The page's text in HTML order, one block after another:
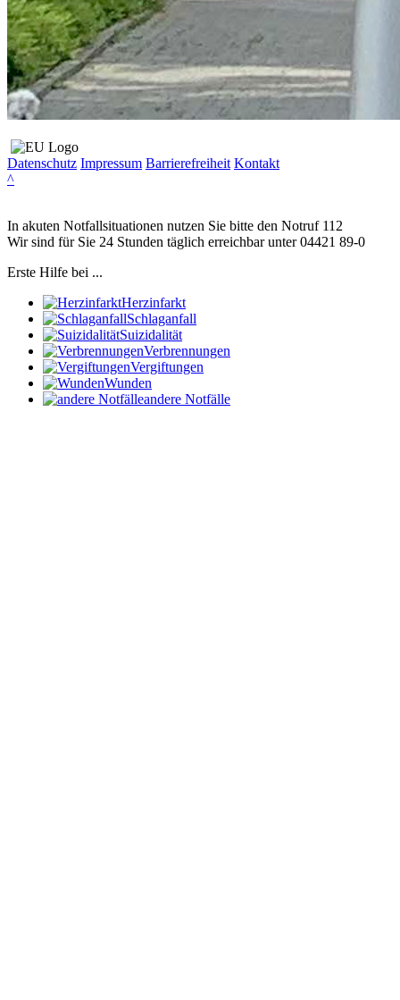
Datenschutz Impressum Barrierefreiheit Kontakt
^
In akuten Notfallsituationen nutzen Sie bitte den Notruf 112
Wir sind für Sie 24 Stunden täglich erreichbar unter04421 89-0
Erste Hilfe bei ...
Herzinfarkt
Schlaganfall
Suizidalität
Verbrennungen
Vergiftungen
Wunden
andere Notfälle